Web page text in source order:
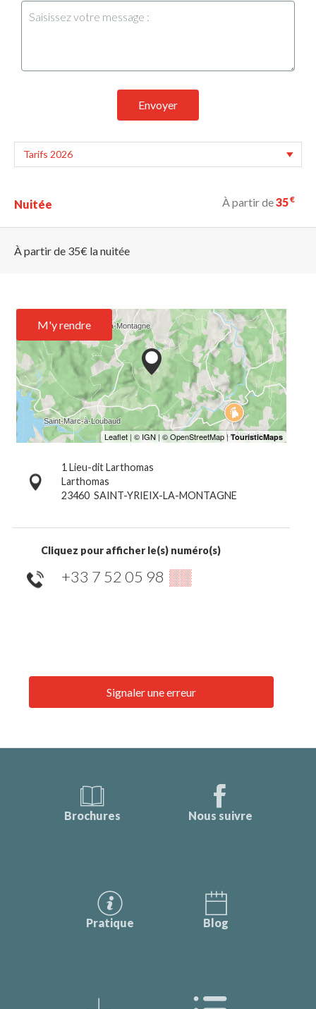
Envoyer
Nuitée À partir de35€
À partir de 35€ la nuitée
M'y rendre
1 Lieu-dit Larthomas
Larthomas
23460 SAINT-YRIEIX-LA-MONTAGNE
Cliquez pour afficher le(s) numéro(s)
+33 7 52 05 98 ▒▒
Signaler une erreur
Brochures Nous suivre
Pratique Blog